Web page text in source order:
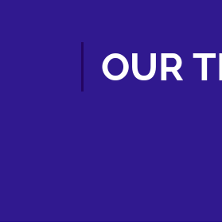
OUR